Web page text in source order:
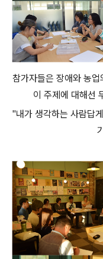
참가자들은 장애와 농
이 주제에 대해선
"내가 생각하는 사람답